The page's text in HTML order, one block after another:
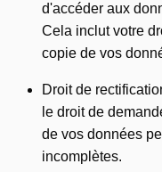
d'accéder aux
Cela inclut votre
copie de vos
Droit de
le droit de
de vos données
incomplètes.